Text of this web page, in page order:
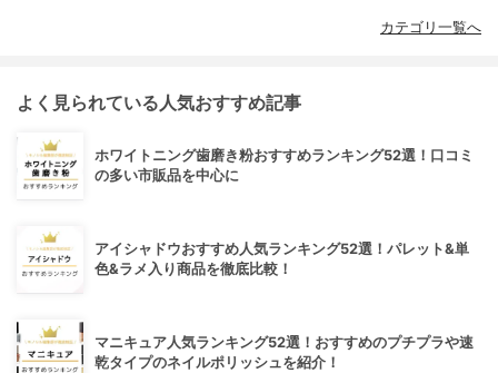
カテゴリ一覧へ
よく見られている人気おすすめ記事
ホワイトニング歯磨き粉おすすめランキング52選！口コミ
の多い市販品を中心に
アイシャドウおすすめ人気ランキング52選！パレット&単
色&ラメ入り商品を徹底比較！
マニキュア人気ランキング52選！おすすめのプチプラや速
乾タイプのネイルポリッシュを紹介！